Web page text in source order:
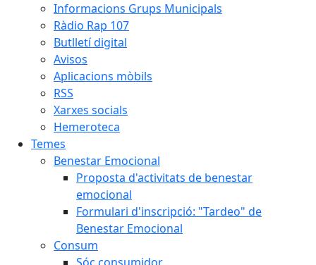
Informacions Grups Municipals
Ràdio Rap 107
Butlletí digital
Avisos
Aplicacions mòbils
RSS
Xarxes socials
Hemeroteca
Temes
Benestar Emocional
Proposta d'activitats de benestar
emocional
Formulari d'inscripció: "Tardeo" de
Benestar Emocional
Consum